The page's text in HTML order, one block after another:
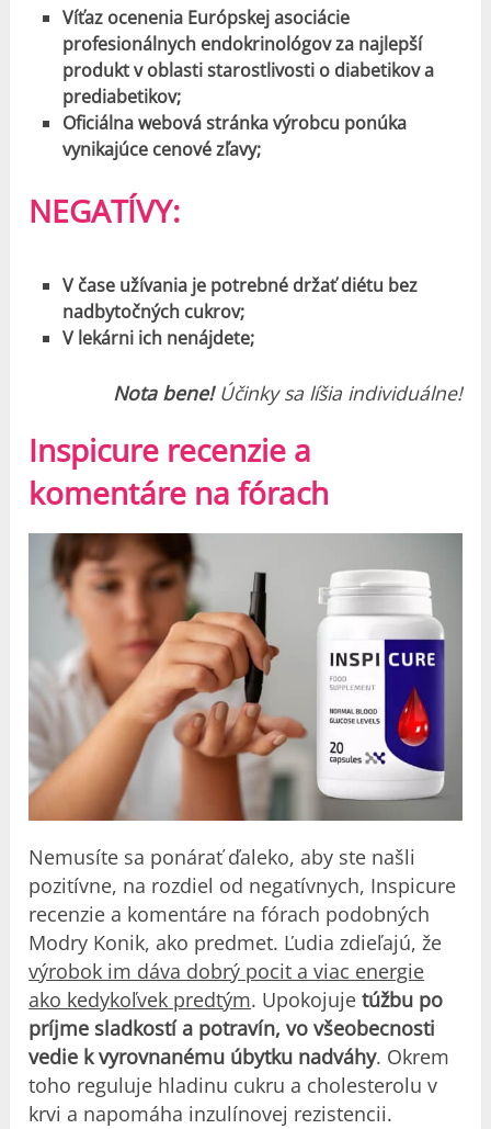
Víťaz ocenenia Európskej asociácie
profesionálnych endokrinológov za najlepší
produkt v oblasti starostlivosti o diabetikov a
prediabetikov;
Oficiálna webová stránka výrobcu ponúka
vynikajúce cenové zľavy;
NEGATÍVY:
V čase užívania je potrebné držať diétu bez
nadbytočných cukrov;
V lekárni ich nenájdete;
Nota bene! Účinky sa líšia individuálne!
Inspicure recenzie a
komentáre na fórach
Nemusíte sa ponárať ďaleko, aby ste našli
pozitívne, na rozdiel od negatívnych, Inspicure
recenzie a komentáre na fórach podobných
Modry Konik, ako predmet. Ľudia zdieľajú, že
výrobok im dáva dobrý pocit a viac energie
ako kedykoľvek predtým. Upokojujetúžbu po
príjme sladkostí a potravín, vo všeobecnosti
vedie k vyrovnanému úbytku nadváhy. Okrem
toho reguluje hladinu cukru a cholesterolu v
krvi a napomáha inzulínovej rezistencii.